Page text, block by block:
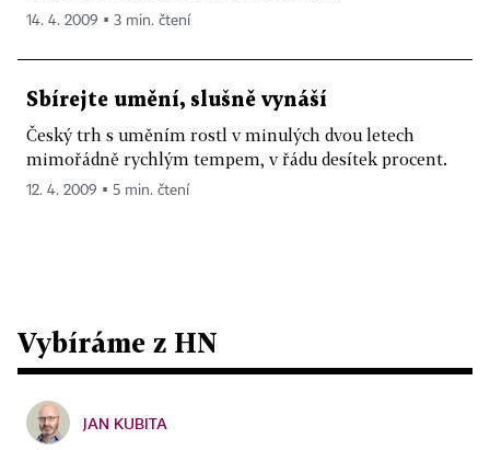
14. 4. 2009 ▪ 3 min. čtení
Sbírejte umění, slušně vynáší
Český trh s uměním rostl v minulých dvou letech
mimořádně rychlým tempem, v řádu desítek procent.
12. 4. 2009 ▪ 5 min. čtení
Vybíráme z HN
JAN KUBITA